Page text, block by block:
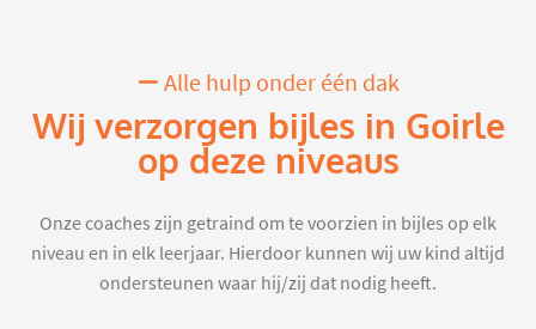
Alle hulp onder één dak
Wij verzorgen bijles in Goirle
op deze niveaus
Onze coaches zijn getraind om te voorzien in bijles op elk
niveau en in elk leerjaar. Hierdoor kunnen wij uw kind altijd
ondersteunen waar hij/zij dat nodig heeft.